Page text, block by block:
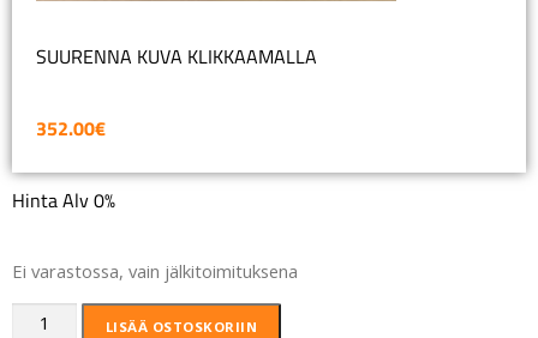
SUURENNA KUVA KLIKKAAMALLA
352.00€
Hinta Alv 0%
Ei varastossa, vain jälkitoimituksena
LISÄÄ OSTOSKORIIN